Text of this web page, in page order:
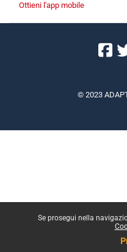
Se prosegui nella
Ottieni l'app mobile
© 2023